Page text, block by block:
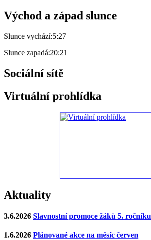
Východ a západ slunce
Slunce vychází:5:27
Slunce zapadá:20:21
Sociální sítě
Virtuální prohlídka
Aktuality
3.6.2026 Slavnostní promoce žáků 5. ročníku
1.6.2026 Plánované akce na měsíc červen